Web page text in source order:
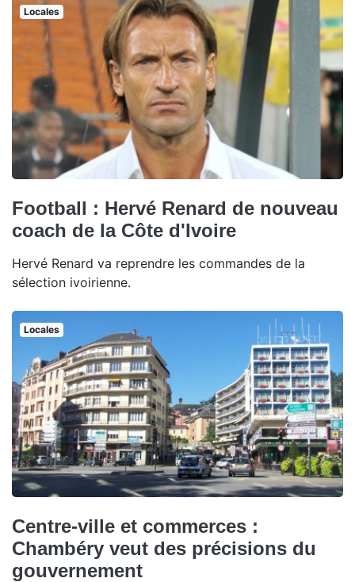
Locales
Football : Hervé Renard de nouveau
coach de la Côte d'Ivoire
Hervé Renard va reprendre les commandes de la
sélection ivoirienne.
Locales
Centre-ville et commerces :
Chambéry veut des précisions du
gouvernement